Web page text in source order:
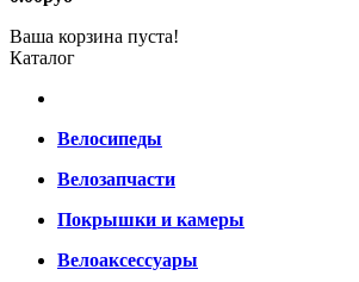
Ваша корзина пуста!
Каталог
Велосипеды
Велозапчасти
Покрышки и камеры
Велоаксессуары